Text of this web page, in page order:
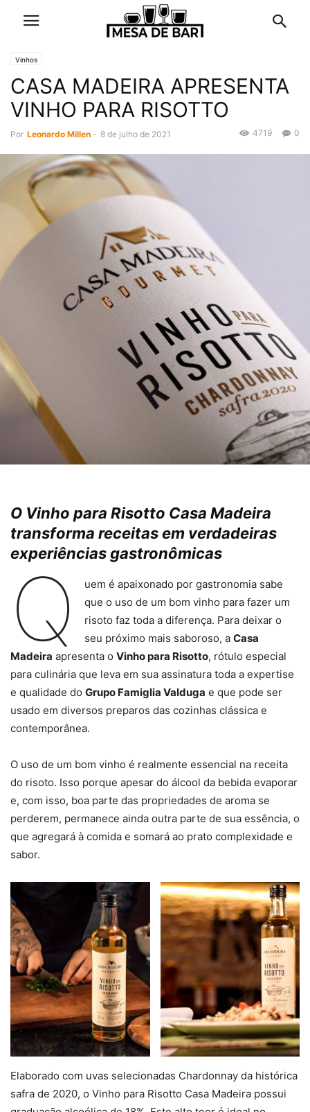
Vinhos
CASA MADEIRA APRESENTA
VINHO PARA RISOTTO
Por Leonardo Millen - 8 de julho de 2021 0
4719
O Vinho para Risotto Casa Madeira
transforma receitas em verdadeiras
experiências gastronômicas
Q
uem é apaixonado por gastronomia sabe
que o uso de um bom vinho para fazer um
risoto faz toda a diferença. Para deixar o
seu próximo mais saboroso, a Casa
Madeira apresenta o Vinho para Risotto, rótulo especial
para culinária que leva em sua assinatura toda a expertise
e qualidade do Grupo Famiglia Valduga e que pode ser
usado em diversos preparos das cozinhas clássica e
contemporânea.
O uso de um bom vinho é realmente essencial na receita
do risoto. Isso porque apesar do álcool da bebida evaporar
e, com isso, boa parte das propriedades de aroma se
perderem, permanece ainda outra parte de sua essência, o
que agregará à comida e somará ao prato complexidade e
sabor.
Elaborado com uvas selecionadas Chardonnay da histórica
safra de 2020, o Vinho para Risotto Casa Madeira possui